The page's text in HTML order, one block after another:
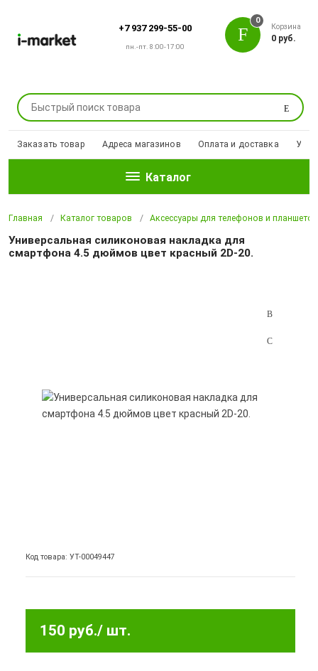
+7 937 299-55-00
пн.-пт. 8:00-17:00
Поиск
0
Корзина
0 руб.
Заказать товар Адреса магазинов Оплата и доставка
Каталог
Главная Каталог товаров Аксессуары для телефонов и планшетов
Универсальная силиконовая накладка для
смартфона 4.5 дюймов цвет красный 2D-20.
Код товара: УТ-00049447
150 руб./ шт.